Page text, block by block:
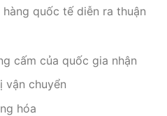
quốc tế diễn ra thuận
cấm của quốc gia nhận
vận chuyển
hóa